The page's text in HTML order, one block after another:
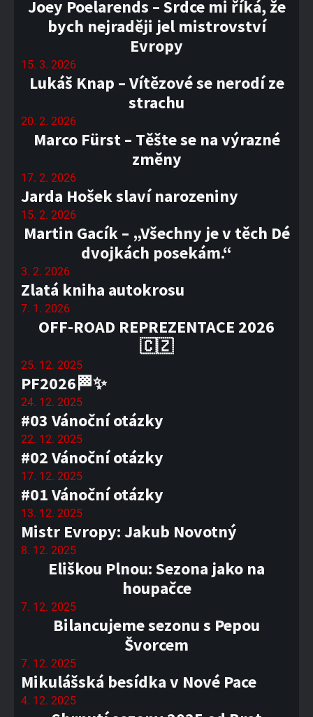
Joey Poelarends – Srdce mi říká, že
bych nejraději jel mistrovství
Evropy
15. 3. 2026
Lukáš Knap – Vítězové se nerodí ze
strachu
20. 2. 2026
Marco Fürst – Těšte se na výrazné
změny
17. 2. 2026
Jarda Hošek slaví narozeniny
15. 2. 2026
Martin Gacík – „Všechny je v těch Dé
dvojkách posekám.“
3. 2. 2026
Zlatá kniha autokrosu
7. 1. 2026
OFF-ROAD REPREZENTACE 2026
🇨🇿
25. 12. 2025
PF2026🏁✨
24. 12. 2025
#03 Vánoční otázky
22. 12. 2025
#02 Vánoční otázky
17. 12. 2025
#01 Vánoční otázky
13. 12. 2025
Mistr Evropy: Jakub Novotný
8. 12. 2025
Eliškou Plnou: Sezona jako na
houpačce
7. 12. 2025
Bilancujeme sezonu s Pepou
Švorcem
7. 12. 2025
Mikulášská besídka v Nové Pace
4. 12. 2025